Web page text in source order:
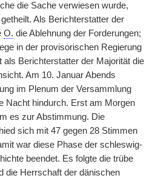
die Sache verwiesen wurde,
Als Berichterstatter der
O. die Ablehnung der Forderungen;
in der provisorischen Regierung
als Berichterstatter der Majorität die
Am 10. Januar Abends
im Plenum der Versammlung
Nacht hindurch. Erst am Morgen
es zur Abstimmung. Die
sich mit 47 gegen 28 Stimmen
war diese Phase der schleswig-
beendet. Es folgte die trübe
die Herrschaft der dänischen